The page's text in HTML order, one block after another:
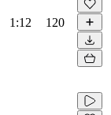
1:12 120